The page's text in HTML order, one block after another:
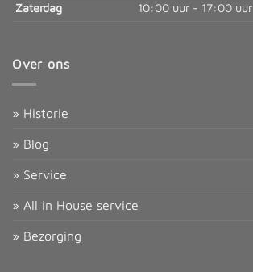
Zaterdag
10:00 uur - 17:00 uur
Over ons
» Historie
» Blog
» Service
» All in House service
» Bezorging